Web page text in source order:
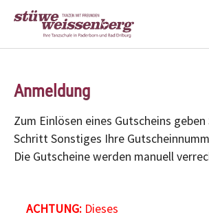
Anmeldung
Zum Einlösen eines Gutscheins
Schritt Sonstiges Ihre
Die Gutscheine werden manuell
ACHTUNG:Dieses